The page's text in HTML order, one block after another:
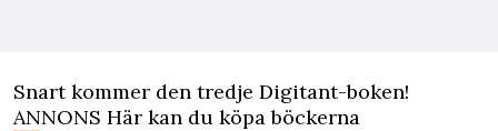
Snart kommer den tredje Digitant-boken!
ANNONS Här kan du köpa böckerna